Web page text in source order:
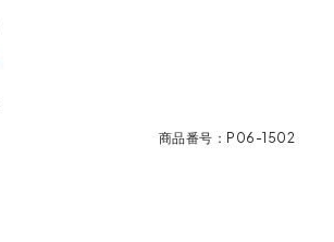
商品番号 P06-1502